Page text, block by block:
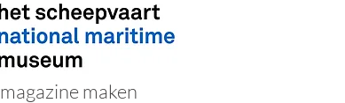
magazine maken